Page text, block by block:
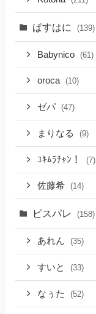
ぱすはに (139)
Babynico (61)
oroca (10)
ゼパ (47)
まりなる (9)
ﾕｷﾑﾗﾁｬﾝ！ (7)
佐藤希 (14)
ピスパレ (158)
あれん (35)
すいと (33)
なぅた (52)